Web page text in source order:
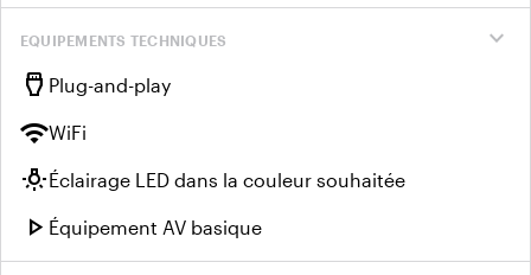
expand_more
EQUIPEMENTS TECHNIQUES
settings_input_hdmi Plug-and-play
wifiWiFi
wb_incandescentÉclairage LED dans la couleur souhaitée
play_arrow Équipement AV basique